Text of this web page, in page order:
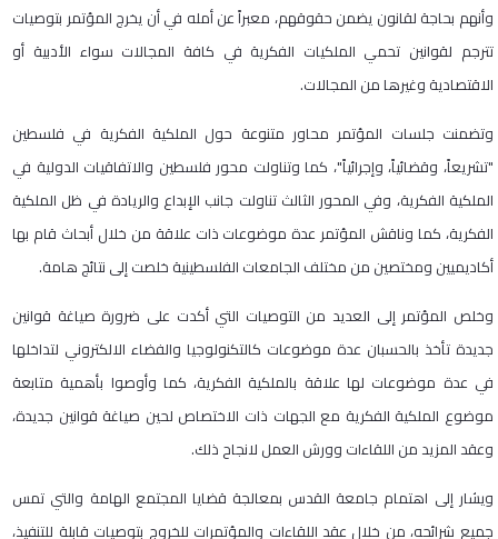
وأنهم بحاجة لقانون يضمن حقوقهم، معبراً عن أمله في أن يخرج المؤتمر بتوصيات
تترجم لقوانين تحمي الملكيات الفكرية في كافة المجالات سواء الأدبية أو
الاقتصادية وغيرها من المجالات.
وتضمنت جلسات المؤتمر محاور متنوعة حول الملكية الفكرية في فلسطين
"تشريعاً، وقضائياً، وإجرائياً"، كما وتناولت محور فلسطين والاتفاقيات الدولية في
الملكية الفكرية، وفي المحور الثالث تناولت جانب الإبداع والريادة في ظل الملكية
الفكرية، كما وناقش المؤتمر عدة موضوعات ذات علاقة من خلال أبحاث قام بها
أكاديميين ومختصين من مختلف الجامعات الفلسطينية خلصت إلى نتائج هامة.
وخلص المؤتمر إلى العديد من التوصيات التي أكدت على ضرورة صياغة قوانين
جديدة تأخذ بالحسبان عدة موضوعات كالتكنولوجيا والفضاء الالكتروني لتداخلها
في عدة موضوعات لها علاقة بالملكية الفكرية، كما وأوصوا بأهمية متابعة
موضوع الملكية الفكرية مع الجهات ذات الاختصاص لحين صياغة قوانين جديدة،
وعقد المزيد من اللقاءات وورش العمل لانجاح ذلك.
ويشار إلى اهتمام جامعة القدس بمعالجة قضايا المجتمع الهامة والتي تمس
جميع شرائحه، من خلال عقد اللقاءات والمؤتمرات للخروج بتوصيات قابلة للتنفيذ،